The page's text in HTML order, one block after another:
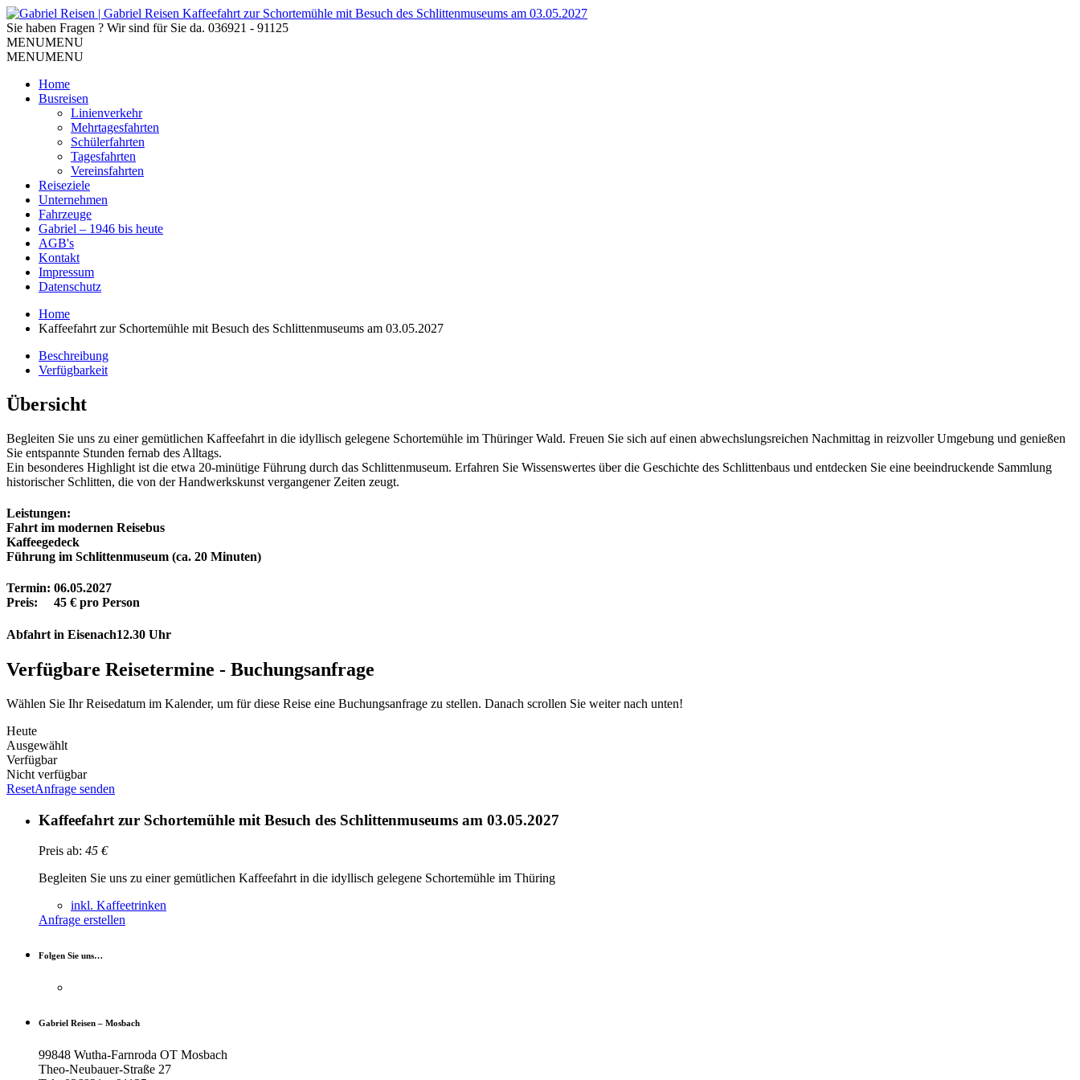
Sie haben Fragen ? Wir sind für Sie da. 036921 - 91125
MENUMENU
MENUMENU
Home
Busreisen
Linienverkehr
Mehrtagesfahrten
Schülerfahrten
Tagesfahrten
Vereinsfahrten
Reiseziele
Unternehmen
Fahrzeuge
Gabriel – 1946 bis heute
AGB's
Kontakt
Impressum
Datenschutz
Home
Kaffeefahrt zur Schortemühle mit Besuch des Schlittenmuseums am 03.05.2027
Beschreibung
Verfügbarkeit
Übersicht
Begleiten Sie uns zu einer gemütlichen Kaffeefahrt in die idyllisch gelegene Schortemühle im Thüringer Wald. Freuen Sie sich auf einen abwechslungsreichen Nachmittag in reizvoller Umgebung und genießen
Sie entspannte Stunden fernab des Alltags.
Ein besonderes Highlight ist die etwa 20-minütige Führung durch das Schlittenmuseum. Erfahren Sie Wissenswertes über die Geschichte des Schlittenbaus und entdecken Sie eine beeindruckende Sammlung
historischer Schlitten, die von der Handwerkskunst vergangener Zeiten zeugt.
Leistungen:
Fahrt im modernen Reisebus
Kaffeegedeck
Führung im Schlittenmuseum (ca. 20 Minuten)
Termin: 06.05.2027
Preis: 45 € pro Person
Abfahrt in Eisenach12.30 Uhr
Verfügbare Reisetermine - Buchungsanfrage
Wählen Sie Ihr Reisedatum im Kalender, um für diese Reise eine Buchungsanfrage zu stellen. Danach scrollen Sie weiter nach unten!
Heute
Ausgewählt
Verfügbar
Nicht verfügbar
ResetAnfrage senden
Kaffeefahrt zur Schortemühle mit Besuch des Schlittenmuseums am 03.05.2027
Preis ab: 45 €
Begleiten Sie uns zu einer gemütlichen Kaffeefahrt in die idyllisch gelegene Schortemühle im Thüring
inkl. Kaffeetrinken
Anfrage erstellen
Folgen Sie uns…
Gabriel Reisen – Mosbach
99848 Wutha-Farnroda OT Mosbach
Theo-Neubauer-Straße 27